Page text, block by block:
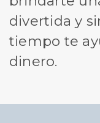
divertida y
tiempo te
dinero.